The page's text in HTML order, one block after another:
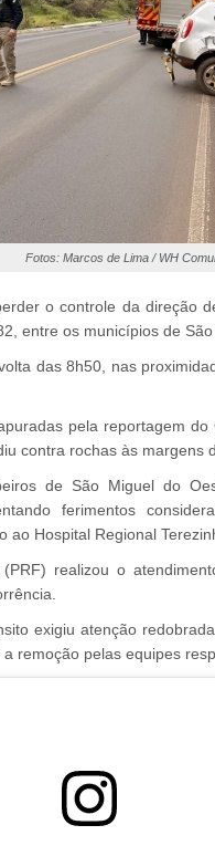
Fotos: Marcos de Lima / WH
o controle da direção
entre os municípios de
das 8h50, nas
pela reportagem
contra rochas às margens
de São Miguel do
ferimentos
ao Hospital Regional
realizou o
exigiu atenção
remoção pelas equipes